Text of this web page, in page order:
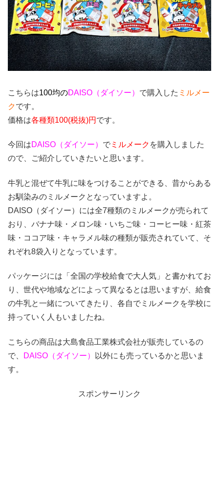
こちらは100均のDAISO（ダイソー） で購入した ミルメー
クです。
価格は各種類100(税抜)円 です。
今回はDAISO（ダイソー） で ミルメーク を購入しました
ので、ご紹介していきたいと思います。
牛乳と混ぜて牛乳に味をつけることができる、昔からある
お馴染みのミルメークとなっていますよ。
DAISO（ダイソー）には全7種類のミルメークが売られて
おり、バナナ味・メロン味・いちご味・コーヒー味・紅茶
味・ココア味・キャラメル味の種類が販売されていて、そ
れぞれ8袋入りとなっています。
パッケージには「全国の学校給食で大人気」と書かれてお
り、世代や地域などによって異なるとは思いますが、給食
の牛乳と一緒についてきたり、各自でミルメークを学校に
持っていく人もいましたね。
こちらの商品は大島食品工業株式会社が販売しているの
で、
DAISO（ダイソー）
以外にも売っているかと思いま
す。
スポンサーリンク